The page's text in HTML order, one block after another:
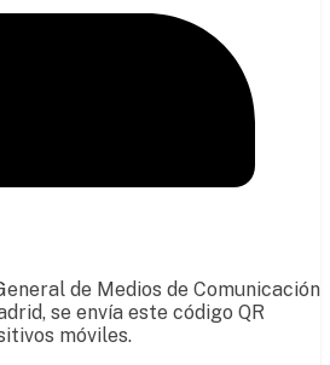
de Medios de Comunicación
se envía este código QR
móviles.